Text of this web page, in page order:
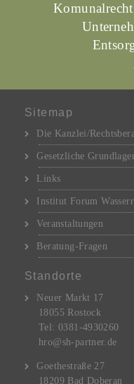
Sitemap
Die Kanzlei/
Gesetzliche
Links
Institut Forum
Veranstaltungen
Beratung-Fragen
Standorte
Neuer Markt 17
18055 Rostock
Tel: 0381-4930260
hro@sh-partner.de
Goethestraße 27
18209 Bad Doberan